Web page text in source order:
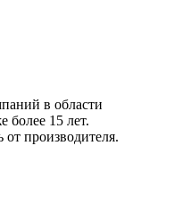
в области
более 15 лет.
от производителя.